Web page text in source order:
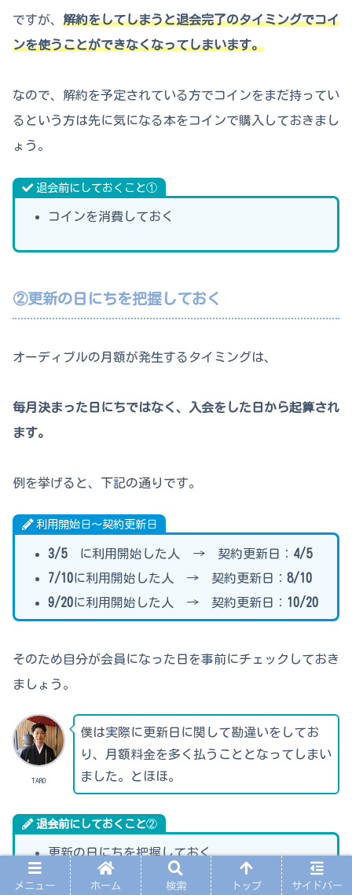
ですが、 解約をしてしまうと退会完了のタイミングでコイ
ンを使うことができなくなってしまいます。
なので、解約を予定されている方でコインをまだ持ってい
るという方は先に気になる本をコインで購入しておきまし
ょう。
退会前にしておくこと①
コインを消費しておく
②更新の日にちを把握しておく
オーディブルの月額が発生するタイミングは、
毎月決まった日にちではなく、入会をした日から起算され
ます。
例を挙げると、下記の通りです。
利用開始日～契約更新日
3/5 に利用開始した人 → 契約更新日： 4/5
7/10に利用開始した人 → 契約更新日： 8/10
9/20に利用開始した人 → 契約更新日： 10/20
そのため自分が会員になった日を事前にチェックしておき
ましょう。
TARO
僕は実際に更新日に関して勘違いをしてお
り、月額料金を多く払うこととなってしまい
ました。とほほ。
退会前にしておくこと②
更新の日にちを把握しておく
※更新日は月末月初ではなく、入会日に即した更新日。
メニュー ホーム 検索 トップ サイドバー